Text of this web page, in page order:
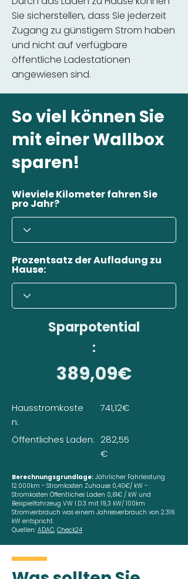
Sie sicherstellen, dass Sie jederzeit
Zugang zu günstigem Strom haben
und nicht auf verfügbare
öffentliche Ladestationen
angewiesen sind.
So viel können Sie
mit einer Wallbox
sparen!
Wieviele Kilometer fahren Sie
pro Jahr?
Prozentsatz der Aufladung zu
Hause:
Sparpotential
:
389,09€
Hausstromkoste
n:
Öffentliches Laden:
741,12€
282,55
€
Berechnungsgrundlage: Jährlicher Fahrleistung
12.000km - Stromkosten Zuhause 0,40€/ kW -
Stromkosten Öffentliches Laden 0,61€ / kW und
Beispielfahrzeug VW I.D.3 mit 19,3 kW/ 100km
Stromverbrauch was einem Jahresverbrauch von 2.316
kW entspricht.
Quellen: ADAC, Check24